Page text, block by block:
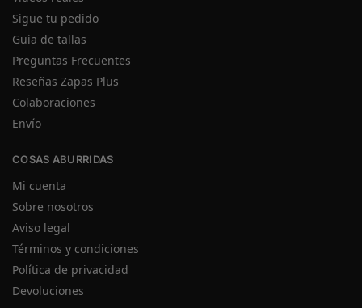
Sigue tu pedido
Guia de tallas
Preguntas Frecuentes
Reseñas Zapas Plus
Colaboraciones
Envío
COSAS ABURRIDAS
Mi cuenta
Sobre nosotros
Aviso legal
Términos y condiciones
Política de privacidad
Devoluciones